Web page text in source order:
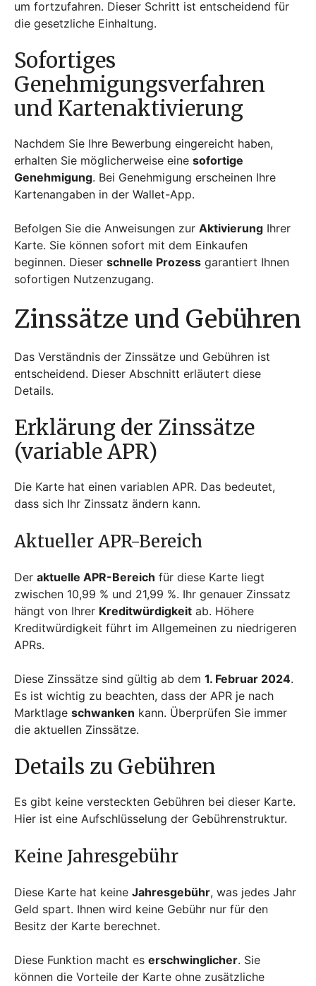
um fortzufahren. Dieser Schritt ist entscheidend für
die gesetzliche Einhaltung.
Sofortiges
Genehmigungsverfahren
und Kartenaktivierung
Nachdem Sie Ihre Bewerbung eingereicht haben,
erhalten Sie möglicherweise eine sofortige
Genehmigung. Bei Genehmigung erscheinen Ihre
Kartenangaben in der Wallet-App.
Befolgen Sie die Anweisungen zur Aktivierung Ihrer
Karte. Sie können sofort mit dem Einkaufen
beginnen. Dieser schnelle Prozess garantiert Ihnen
sofortigen Nutzenzugang.
Zinssätze und Gebühren
Das Verständnis der Zinssätze und Gebühren ist
entscheidend. Dieser Abschnitt erläutert diese
Details.
Erklärung der Zinssätze
(variable APR)
Die Karte hat einen variablen APR. Das bedeutet,
dass sich Ihr Zinssatz ändern kann.
Aktueller APR-Bereich
Der aktuelle APR-Bereich für diese Karte liegt
zwischen 10,99 % und 21,99 %. Ihr genauer Zinssatz
hängt von Ihrer Kreditwürdigkeit ab. Höhere
Kreditwürdigkeit führt im Allgemeinen zu niedrigeren
APRs.
Diese Zinssätze sind gültig ab dem 1. Februar 2024.
Es ist wichtig zu beachten, dass der APR je nach
Marktlage schwanken kann. Überprüfen Sie immer
die aktuellen Zinssätze.
Details zu Gebühren
Es gibt keine versteckten Gebühren bei dieser Karte.
Hier ist eine Aufschlüsselung der Gebührenstruktur.
Keine Jahresgebühr
Diese Karte hat keine Jahresgebühr, was jedes Jahr
Geld spart. Ihnen wird keine Gebühr nur für den
Besitz der Karte berechnet.
Diese Funktion macht es erschwinglicher. Sie
können die Vorteile der Karte ohne zusätzliche